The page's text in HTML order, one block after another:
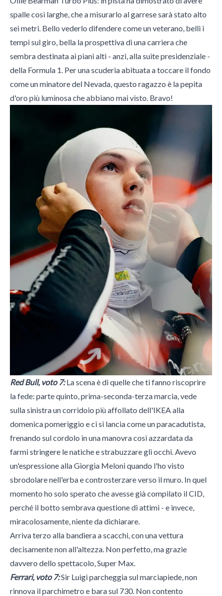
spalle così larghe, che a misurarlo al garrese sarà stato alto
sei metri. Bello vederlo difendere come un veterano, belli i
tempi sul giro, bella la prospettiva di una carriera che
sembra destinata ai piani alti - anzi, alla suite presidenziale -
della Formula 1. Per una scuderia abituata a toccare il fondo
come un minatore del Nevada, questo ragazzo è la pepita
d'oro più luminosa che abbiano mai visto. Bravo!
Red Bull, voto 7:La scena è di quelle che ti fanno riscoprire
la fede: parte quinto, prima-seconda-terza marcia, vede
sulla sinistra un corridoio più affollato dell'IKEA alla
domenica pomeriggio e ci si lancia come un paracadutista,
frenando sul cordolo in una manovra così azzardata da
farmi stringere le natiche e strabuzzare gli occhi. Avevo
un'espressione alla Giorgia Meloni quando l'ho visto
sbrodolare nell'erba e controsterzare verso il muro. In quel
momento ho solo sperato che avesse già compilato il CID,
perché il botto sembrava questione di attimi - e invece,
miracolosamente, niente da dichiarare.
Arriva terzo alla bandiera a scacchi, con una vettura
decisamente non all'altezza. Non perfetto, ma grazie
davvero dello spettacolo, Super Max.
Ferrari, voto 7:Sir Luigi parcheggia sul marciapiede, non
rinnova il parchimetro e bara sul 730. Non contento